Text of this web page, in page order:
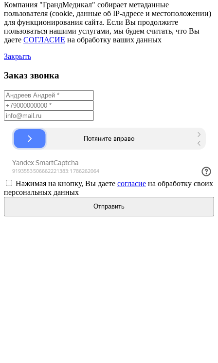
Компания "ГрандМедикал" собирает метаданные
пользователя (cookie, данные об IP-адресе и местоположении)
для функционирования сайта. Если Вы продолжите
пользоваться нашими услугами, мы будем считать, что Вы
даете СОГЛАСИЕ на обработку ваших данных
Закрыть
Заказ звонка
Нажимая на кнопку, Вы даете согласие на обработку своих
персональных данных
Отправить